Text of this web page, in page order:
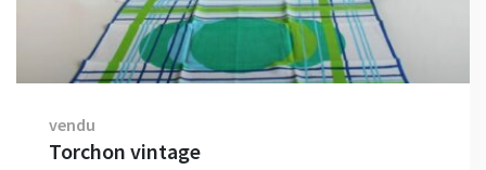
vendu
Torchon vintage